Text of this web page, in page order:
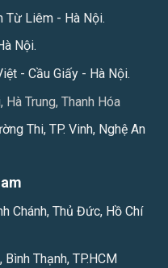
Liêm - Hà Nội.
Nội.
- Cầu Giấy - Hà Nội.
Trung, Thanh Hóa
Thi, TP. Vinh, Nghệ An
Chánh, Thủ Đức, Hồ Chí
Thạnh, TP.HCM